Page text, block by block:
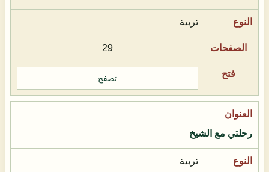
تربية
29
تصفح
رحلتي مع الشيخ
تربية